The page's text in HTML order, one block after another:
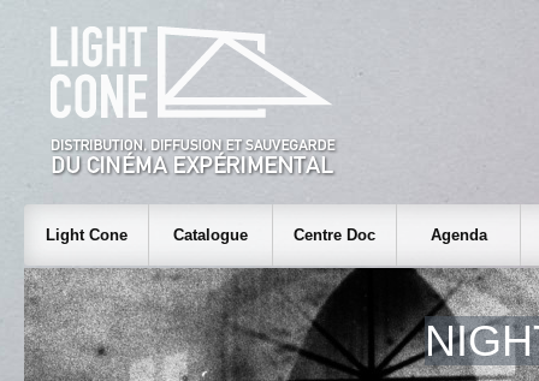
Light Cone Catalogue Centre Doc Agenda